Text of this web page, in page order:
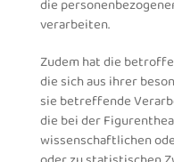
die
verarbeiten.
Zudem hat die
die sich aus ihrer
sie betreffende
die bei der
wissenschaftlichen